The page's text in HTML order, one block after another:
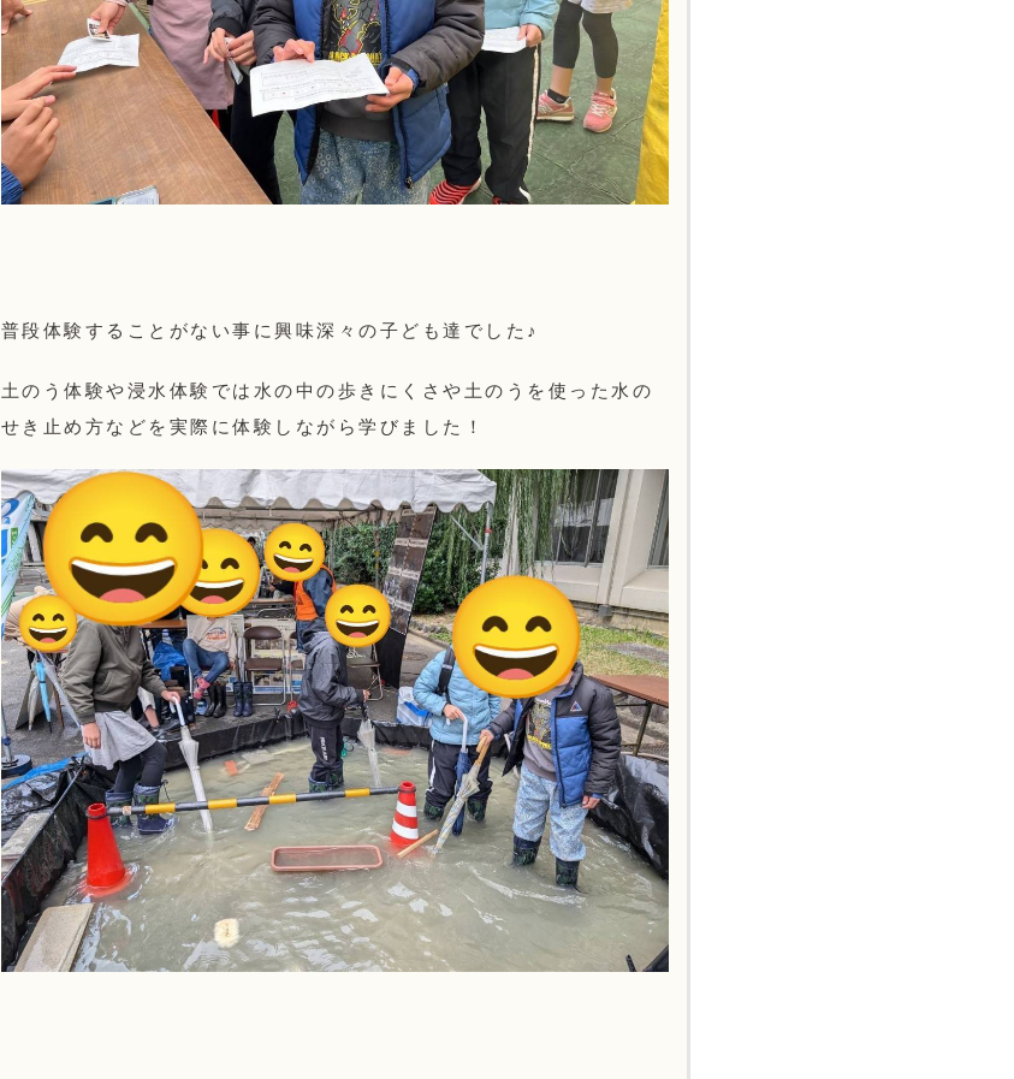
普段体験することがない事に興味深々の子ども達でした♪
土のう体験や浸水体験では水の中の歩きにくさや土のうを使った水の
せき止め方などを実際に体験しながら学びました！